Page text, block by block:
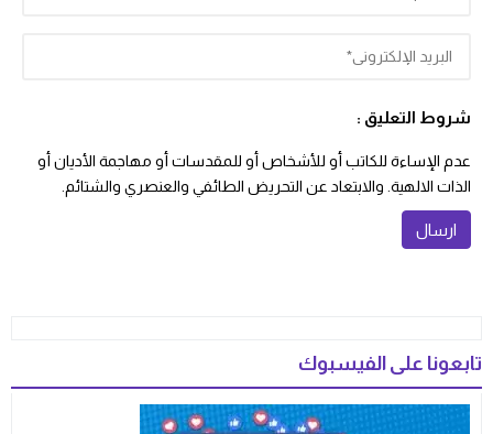
شروط التعليق :
عدم الإساءة للكاتب أو للأشخاص أو للمقدسات أو مهاجمة الأديان أو
الذات الالهية. والابتعاد عن التحريض الطائفي والعنصري والشتائم.
تابعونا على الفيسبوك